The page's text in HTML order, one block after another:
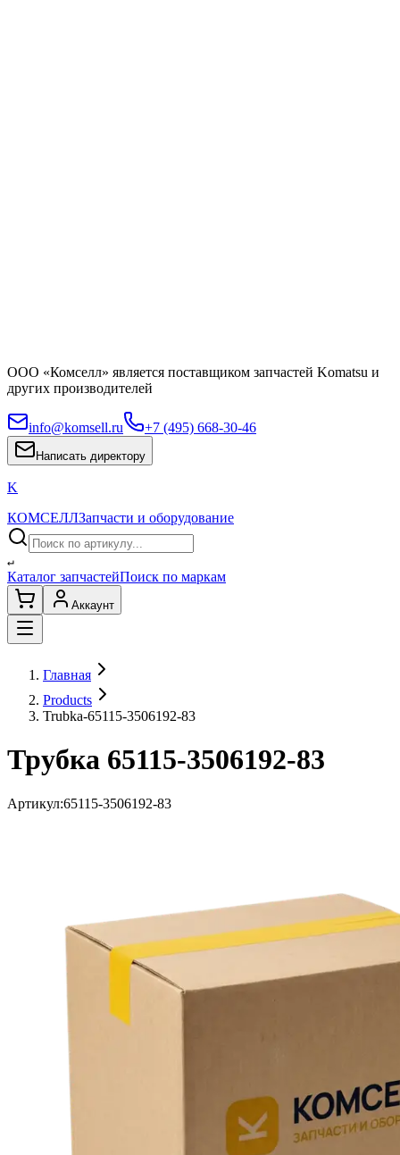
ООО «Комселл» является поставщиком запчастей Komatsu и
других производителей
info@komsell.ru +7 (495) 668-30-46
Написать директору
K
КОМСЕЛЛЗапчасти и оборудование
↵
Каталог запчастейПоиск по маркам
Аккаунт
Главная
Products
Trubka-65115-3506192-83
Трубка 65115-3506192-83
Артикул:65115-3506192-83